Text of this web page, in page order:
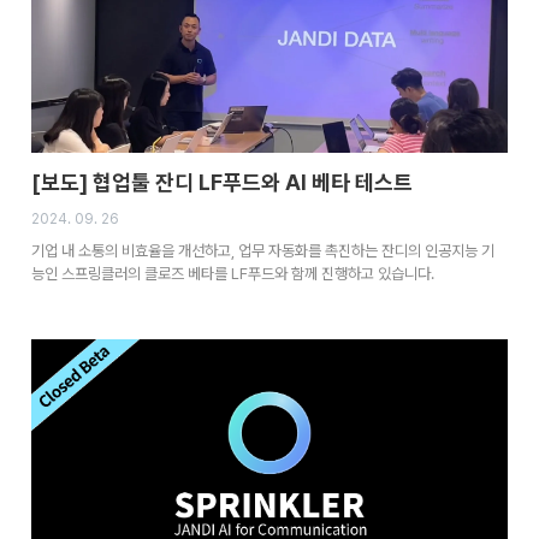
[보도] 협업툴 잔디 LF푸드와 AI 베타 테스트
2024. 09. 26
기업 내 소통의 비효율을 개선하고, 업무 자동화를 촉진하는 잔디의 인공지능 기
능인 스프링클러의 클로즈 베타를 LF푸드와 함께 진행하고 있습니다.